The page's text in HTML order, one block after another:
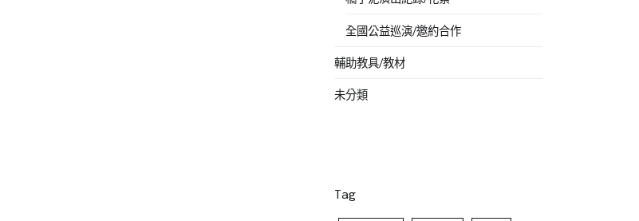
全國公益巡演/邀約合作
輔助教具/教材
未分類
Tag